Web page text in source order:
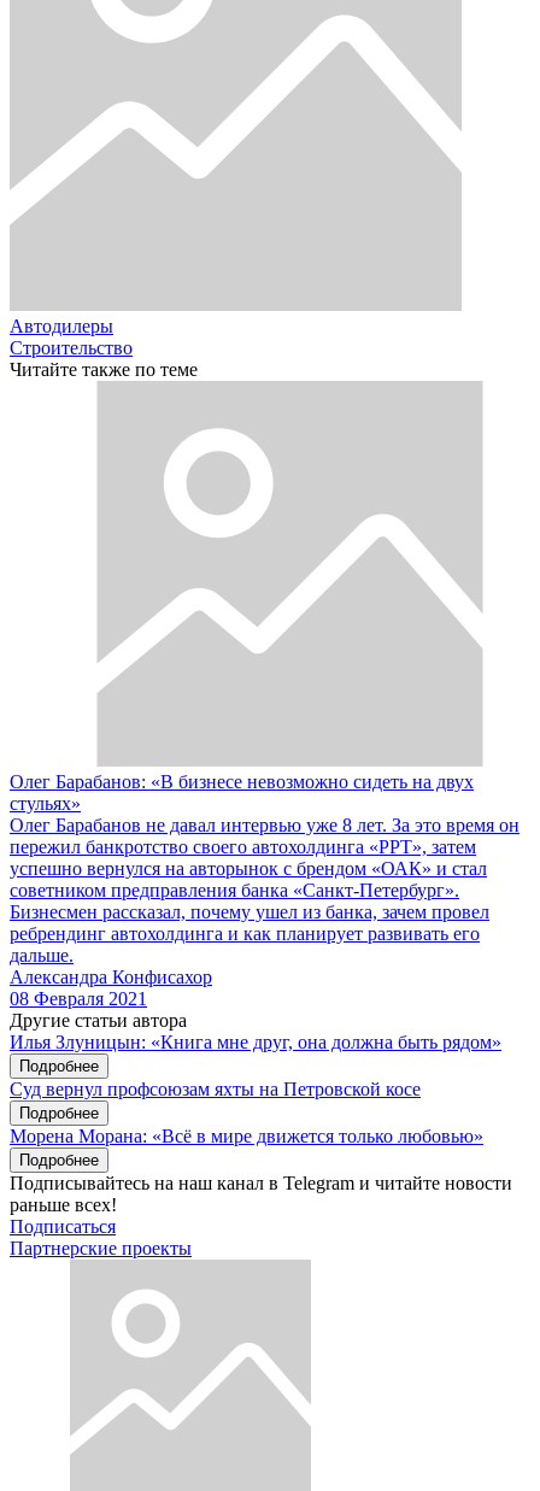
Автодилеры
Строительство
Читайте также по теме
Олег Барабанов: «В бизнесе невозможно сидеть на двух
стульях»
Олег Барабанов не давал интервью уже 8 лет. За это время он
пережил банкротство своего автохолдинга «РРТ», затем
успешно вернулся на авторынок с брендом «ОАК» и стал
советником предправления банка «Санкт-Петербург».
Бизнесмен рассказал, почему ушел из банка, зачем провел
ребрендинг автохолдинга и как планирует развивать его
дальше.
Александра Конфисахор
08 Февраля 2021
Другие статьи автора
Илья Злуницын: «Книга мне друг, она должна быть рядом»
Подробнее
Суд вернул профсоюзам яхты на Петровской косе
Подробнее
Морена Морана: «Всё в мире движется только любовью»
Подробнее
Подписывайтесь на наш канал в Telegram и читайте новости
раньше всех!
Подписаться
Партнерские проекты